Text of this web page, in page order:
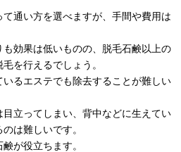
通い方を選べますが、手間や費用は
効果は低いものの、脱毛石鹸以上の
を行えるでしょう。
るエステでも除去することが難しい
立ってしまい、背中などに生えてい
は難しいです。
が役立ちます。